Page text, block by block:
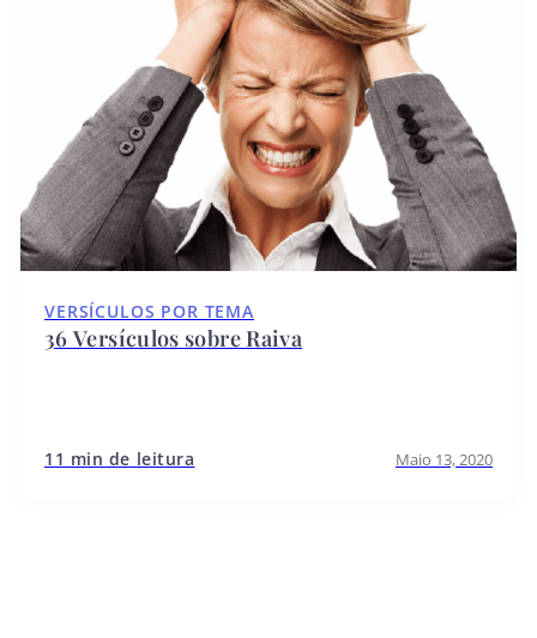
VERSÍCULOS POR TEMA
36 Versículos sobre Raiva
11 min de leitura Maio 13, 2020